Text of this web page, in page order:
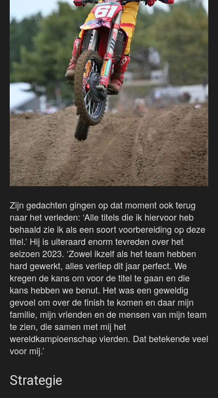
Zijn gedachten gingen op dat moment ook terug
naar het verleden: ‘Alle titels die ik hiervoor heb
behaald zie ik als een soort voorbereiding op deze
titel.’ Hij is uiteraard enorm tevreden over het
seizoen 2023. ‘Zowel ikzelf als het team hebben
hard gewerkt, alles verliep dit jaar perfect. We
kregen de kans om voor de titel te gaan en die
kans hebben we benut. Het was een geweldig
gevoel om over de finish te komen en daar mijn
familie, mijn vrienden en de mensen van mijn team
te zien, die samen met mij het
wereldkampioenschap vierden. Dat betekende veel
voor mij.’
Strategie